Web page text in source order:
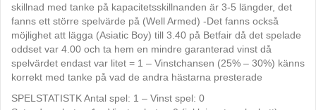
skillnad med tanke på kapacitetsskillnanden är 3-5 längder, det
fanns ett större spelvärde på (Well Armed) -Det fanns också
möjlighet att lägga (Asiatic Boy) till 3.40 på Betfair då det spelade
oddset var 4.00 och ta hem en mindre garanterad vinst då
spelvärdet endast var litet = 1 – Vinstchansen (25% – 30%) känns
korrekt med tanke på vad de andra hästarna presterade
SPELSTATISTK Antal spel: 1 – Vinst spel: 0